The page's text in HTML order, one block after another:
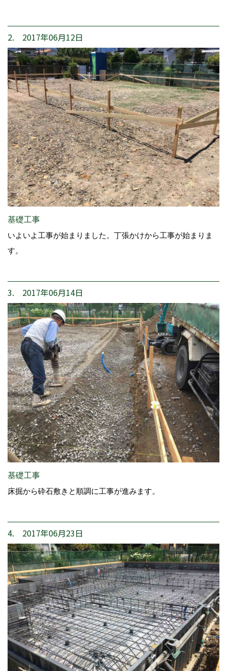
2. 2017年06月12日
基礎工事
いよいよ工事が始まりました。丁張かけから工事が始まりま
す。
3. 2017年06月14日
基礎工事
床掘から砕石敷きと順調に工事が進みます。
4. 2017年06月23日